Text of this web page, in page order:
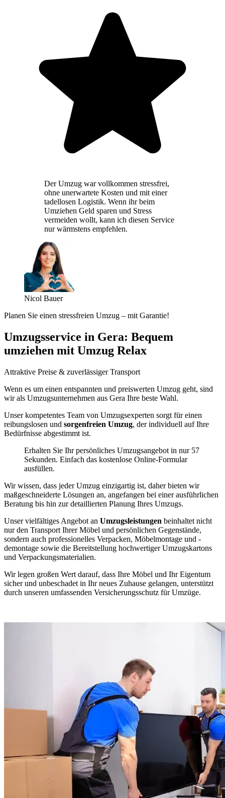
Der Umzug war vollkommen stressfrei,
ohne unerwartete Kosten und mit einer
tadellosen Logistik. Wenn ihr beim
Umziehen Geld sparen und Stress
vermeiden wollt, kann ich diesen Service
nur wärmstens empfehlen.
Nicol Bauer
Planen Sie einen stressfreien Umzug – mit Garantie!
Umzugsservice in Gera: Bequem
umziehen mit Umzug Relax
Attraktive Preise & zuverlässiger Transport
Wenn es um einen entspannten und preiswerten Umzug geht, sind
wir als Umzugsunternehmen aus Gera Ihre beste Wahl.
Unser kompetentes Team von Umzugsexperten sorgt für einen
reibungslosen und sorgenfreien Umzug, der individuell auf Ihre
Bedürfnisse abgestimmt ist.
Erhalten Sie Ihr persönliches Umzugsangebot in nur 57
Sekunden. Einfach das kostenlose Online-Formular
ausfüllen.
Wir wissen, dass jeder Umzug einzigartig ist, daher bieten wir
maßgeschneiderte Lösungen an, angefangen bei einer ausführlichen
Beratung bis hin zur detaillierten Planung Ihres Umzugs.
Unser vielfältiges Angebot an Umzugsleistungen beinhaltet nicht
nur den Transport Ihrer Möbel und persönlichen Gegenstände,
sondern auch professionelles Verpacken, Möbelmontage und -
demontage sowie die Bereitstellung hochwertiger Umzugskartons
und Verpackungsmaterialien.
Wir legen großen Wert darauf, dass Ihre Möbel und Ihr Eigentum
sicher und unbeschadet in Ihr neues Zuhause gelangen, unterstützt
durch unseren umfassenden Versicherungsschutz für Umzüge.